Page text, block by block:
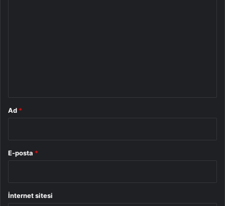
Ad *
E-posta *
İnternet sitesi